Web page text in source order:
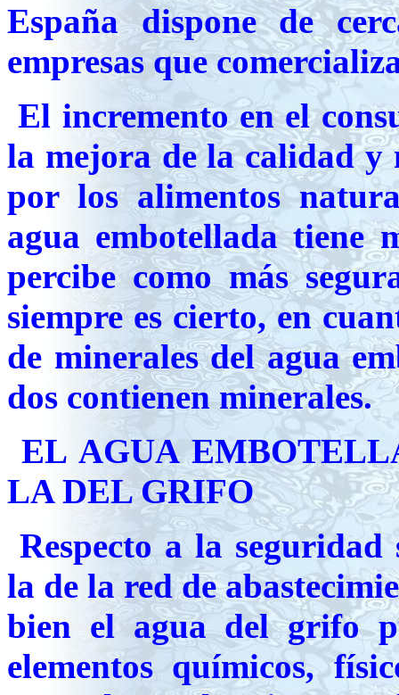
España dispone de
empresas que
El incremento en el
la mejora de la calidad y
por los alimentos
agua embotellada
percibe como más
siempre es cierto, en
de minerales del agua
dos contienen minerales.
EL AGUA
LA DEL GRIFO
Respecto a la
la de la red de
bien el agua del grifo
elementos químicos,